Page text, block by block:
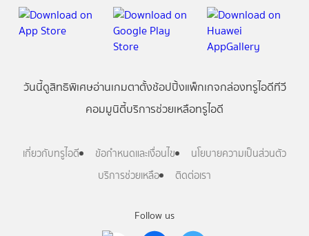
Follow us
วันนี้ดูสิทธิพิเศษอ่านเกมตาตั้งช้อปปิ้งแพ็กเกจกล่องทรูไอดีทีวี
คอมมูนิตี้บริการช่วยเหลือทรูไอดี
เกี่ยวกับทรูไอดี ข้อกำหนดและเงื่อนไข
นโยบายความเป็นส่วนตัว
บริการช่วยเหลือ
ติดต่อเรา